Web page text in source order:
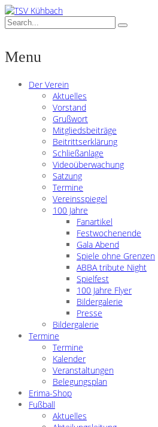
Menu
Der Verein
Aktuelles
Vorstand
Grußwort
Mitgliedsbeiträge
Beitrittserklärung
Schließanlage
Videoüberwachung
Satzung
Termine
Vereinsspiegel
100 Jahre
Fanartikel
Festwochenende
Gala Abend
Spiele ohne Grenzen
ABBA tribute Night
Spielfest
100 Jahre Flyer
Bildergalerie
Presse
Bildergalerie
Termine
Termine
Kalender
Veranstaltungen
Belegungsplan
Erima-Shop
Fußball
Aktuelles